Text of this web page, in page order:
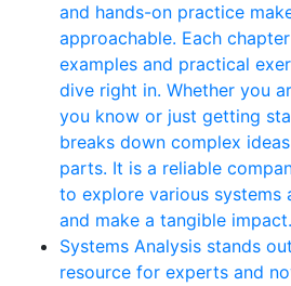
and hands-on practice
approachable. Each
examples and practical
dive right in. Whether you
you know or just getting
breaks down complex
parts. It is a reliable
to explore various systems
and make a tangible impact.
Systems Analysis stands
resource for experts and